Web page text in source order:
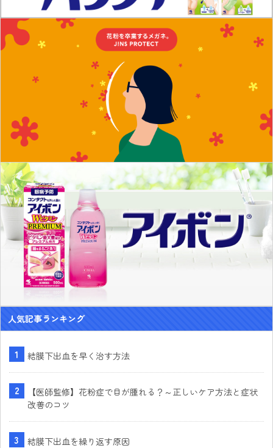
人気記事ランキング
結膜下出血を早く治す方法
【医師監修】花粉症で目が腫れる？～正しいケア方法と症状
改善のコツ
結膜下出血を繰り返す原因